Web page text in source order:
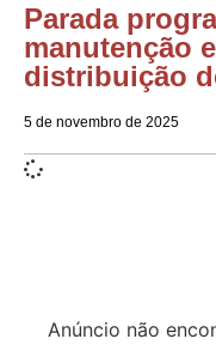
Parada
manutenção
distribuição
5 de novembro de 2025
Anúncio não